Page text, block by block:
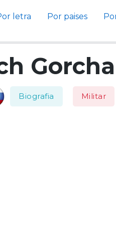
letra Por paises
Biografia Militar